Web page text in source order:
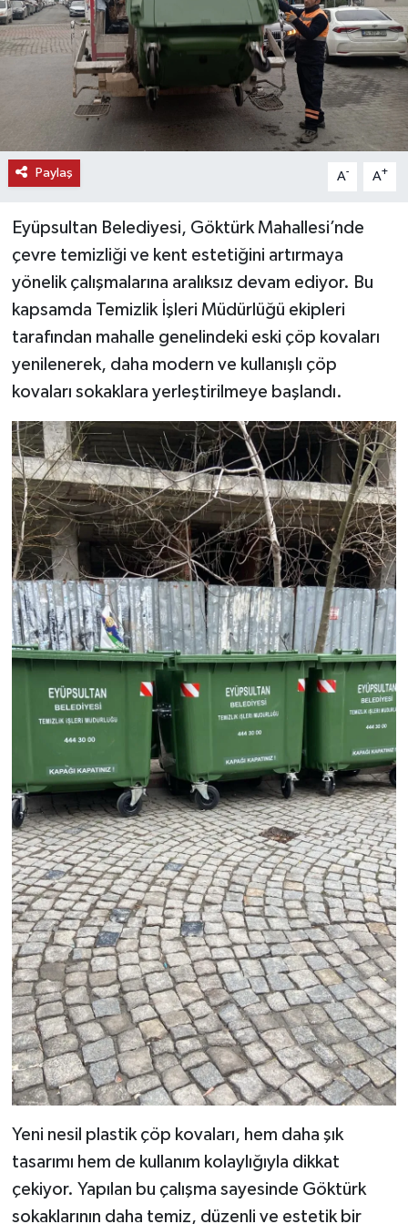
Paylaş A- A+
Eyüpsultan Belediyesi, Göktürk Mahallesi’nde
çevre temizliği ve kent estetiğini artırmaya
yönelik çalışmalarına aralıksız devam ediyor. Bu
kapsamda Temizlik İşleri Müdürlüğü ekipleri
tarafından mahalle genelindeki eski çöp kovaları
yenilenerek, daha modern ve kullanışlı çöp
kovaları sokaklara yerleştirilmeye başlandı.
Yeni nesil plastik çöp kovaları, hem daha şık
tasarımı hem de kullanım kolaylığıyla dikkat
çekiyor. Yapılan bu çalışma sayesinde Göktürk
sokaklarının daha temiz, düzenli ve estetik bir
SAĞLIK
SPOR
TEKNOLOJİ
TİCARET
YAŞAM